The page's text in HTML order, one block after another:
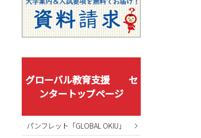
2025年06月
2025年05月
2025年04月
2025年03月
2025年01月
2024年11月
2024年10月
グローバル教育支援 セ
ンタートップページ
パンフレット「GLOBAL OKIU」